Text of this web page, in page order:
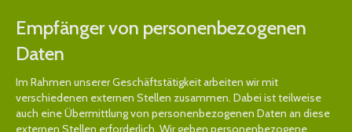
Empfänger von personenbezogenen
Daten
Im Rahmen unserer Geschäftstätigkeit arbeiten wir mit
verschiedenen externen Stellen zusammen. Dabei ist teilweise
auch eine Übermittlung von personenbezogenen Daten an diese